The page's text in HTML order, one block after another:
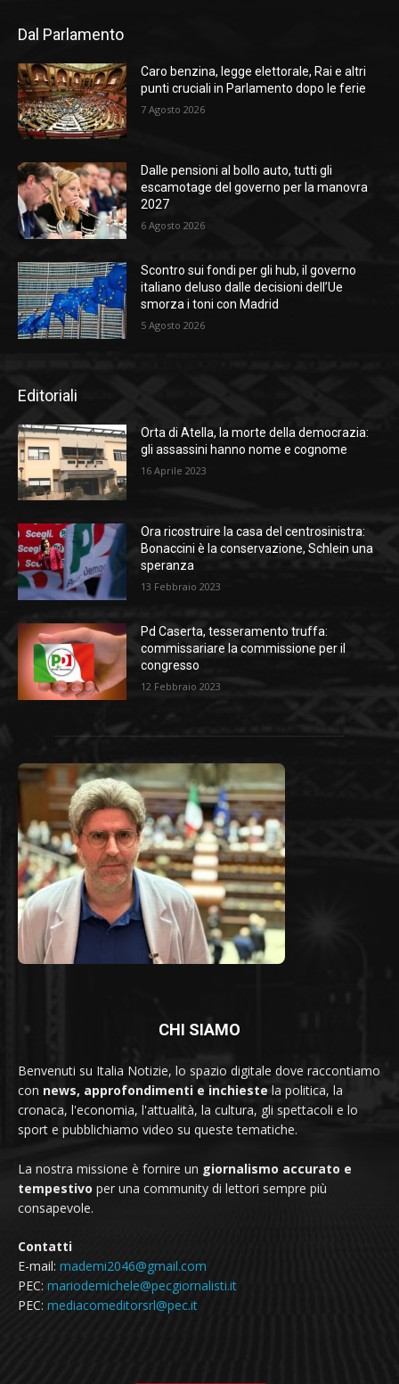
Dal Parlamento
Caro benzina, legge elettorale, Rai e altri
punti cruciali in Parlamento dopo le ferie
7 Agosto 2026
Dalle pensioni al bollo auto, tutti gli
escamotage del governo per la manovra
2027
6 Agosto 2026
Scontro sui fondi per gli hub, il governo
italiano deluso dalle decisioni dell’Ue
smorza i toni con Madrid
5 Agosto 2026
Editoriali
Orta di Atella, la morte della democrazia:
gli assassini hanno nome e cognome
16 Aprile 2023
Ora ricostruire la casa del centrosinistra:
Bonaccini è la conservazione, Schlein una
speranza
13 Febbraio 2023
Pd Caserta, tesseramento truffa:
commissariare la commissione per il
congresso
12 Febbraio 2023
CHI SIAMO
Benvenuti su Italia Notizie, lo spazio digitale dove raccontiamo
con news, approfondimenti e inchieste la politica, la
cronaca, l'economia, l'attualità, la cultura, gli spettacoli e lo
sport e pubblichiamo video su queste tematiche.
La nostra missione è fornire un giornalismo accurato e
tempestivo per una community di lettori sempre più
consapevole.
Contatti
E-mail: mademi2046@gmail.com
PEC: mariodemichele@pecgiornalisti.it
PEC: mediacomeditorsrl@pec.it